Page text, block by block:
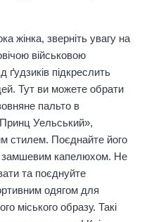
жінка, зверніть увагу на
військовою
підкреслить
Тут ви можете обрати
пальто в
Уельський»,
стилем. Поєднайте його
замшевим капелюхом. Не
та поєднуйте
одягом для
міського образу. Такі